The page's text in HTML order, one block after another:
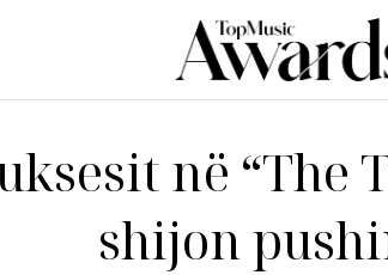
në “The
shijon